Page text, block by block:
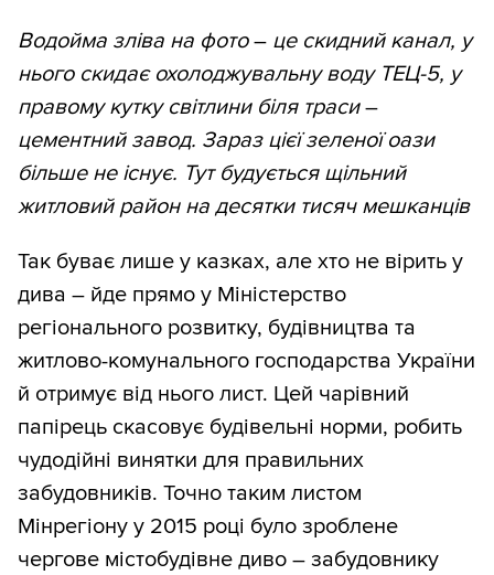
Водойма зліва на фото– це скидний канал, у
нього скидає охолоджувальну воду ТЕЦ-5, у
правому кутку світлини біля траси–
цементний завод. Зараз цієї зеленої оази
більше не існує. Тут будується щільний
житловий район на десятки тисяч мешканців
Так буває лише у казках, але хто не вірить у
дива – йде прямо у Міністерство
регіонального розвитку, будівництва та
житлово-комунального господарства України
й отримує від нього лист. Цей чарівний
папірець скасовує будівельні норми, робить
чудодійні винятки для правильних
забудовників. Точно таким листом
Мінрегіону у 2015 році було зроблене
чергове містобудівне диво – забудовнику